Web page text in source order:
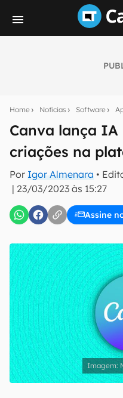
Home Notícias Software
Canva lança
criações na
Por Igor Almenara •
| 23/03/2023 às 15:27
Assine
notícias e reviews
E-mail
Uso e Política de